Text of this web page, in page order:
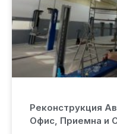
Реконструкция
Офис, Приемна и